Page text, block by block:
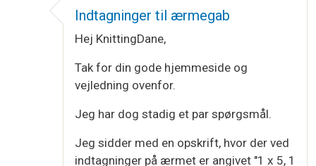
Indtagninger til ærmegab
Hej KnittingDane,
Tak for din gode hjemmeside og
vejledning ovenfor.
Jeg har dog stadig et par spørgsmål.
Jeg sidder med en opskrift, hvor der ved
indtagninger på ærmet er angivet "1 x 5, 1